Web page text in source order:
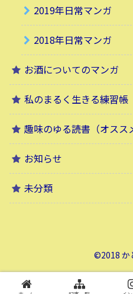
2019年日常マンガ
2018年日常マンガ
お酒についてのマンガ
私のまるく生きる練習帳
趣味のゆる読書（オスス
お知らせ
未分類
©2018 か